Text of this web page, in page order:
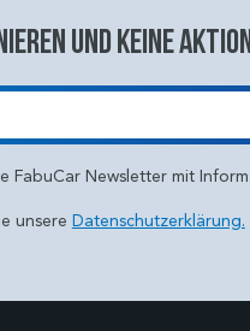
und keine
FabuCar Newsletter mit
unsere Datenschutzerklärung.